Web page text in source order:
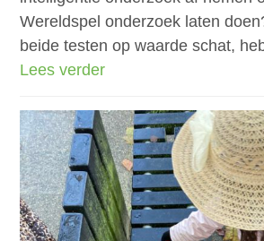
Wereldspel onderzoek laten
beide testen op waarde schat,
Lees verder